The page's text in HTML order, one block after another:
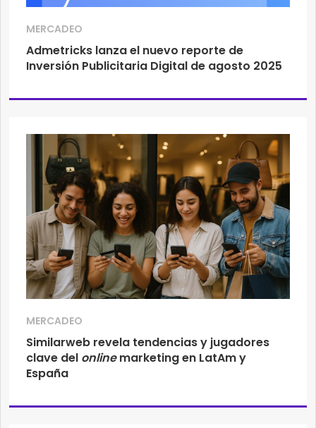
MERCADEO
Admetricks lanza el nuevo reporte de
Inversión Publicitaria Digital de agosto 2025
MERCADEO
Similarweb revela tendencias y jugadores
clave del onlinemarketing en LatAm y
España